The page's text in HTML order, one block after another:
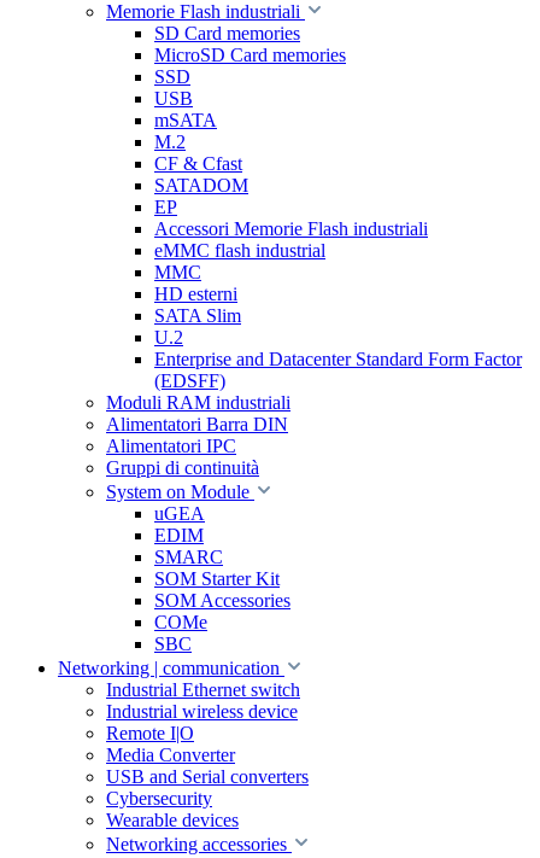
Memorie Flash industriali
SD Card memories
MicroSD Card memories
SSD
USB
mSATA
M.2
CF & Cfast
SATADOM
EP
Accessori Memorie Flash industriali
eMMC flash industrial
MMC
HD esterni
SATA Slim
U.2
Enterprise and Datacenter Standard Form Factor
(EDSFF)
Moduli RAM industriali
Alimentatori Barra DIN
Alimentatori IPC
Gruppi di continuità
System on Module
uGEA
EDIM
SMARC
SOM Starter Kit
SOM Accessories
COMe
SBC
Networking | communication
Industrial Ethernet switch
Industrial wireless device
Remote I|O
Media Converter
USB and Serial converters
Cybersecurity
Wearable devices
Networking accessories